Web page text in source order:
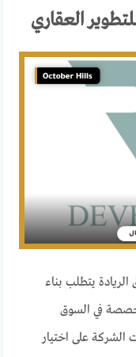
يتطلب بناء
في السوق
على اختيار